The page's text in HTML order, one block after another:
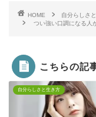
HOME
自分らしさ
つい強い口調になる人
こちらの記
自分らしさと生き方